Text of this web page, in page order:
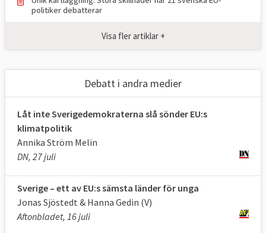
medbeslutande i frågor som rör tull,
handel och vissa internationella avtal och
EU:s budget, delar av arbetsrätten, vissa
sociala frågor, migrations- och
gränspolitiken, brottsbekämpningen,
transportfrågor, inre marknaden,
regionalpolitiken, miljö, energi, forskning
och bistånd.
Godkänner EU-kommissionen och
granskar EU
Europaparlamentet utövar kontroll över EU:s
politiker debatterar
Visa fler artiklar +
Debatt i andra medier
Låt inte Sverigedemokraterna slå sönder EU:s
klimatpolitik
Annika Ström Melin
DN, 27 juli
Sverige – ett av EU:s sämsta länder för unga
Jonas Sjöstedt & Hanna Gedin (V)
Aftonbladet, 16 juli